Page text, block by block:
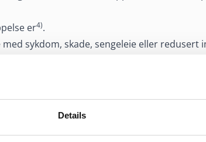
Details
er4).
sykdom, skade, sengeleie eller redusert
symptomer i mer enn tre måneder.